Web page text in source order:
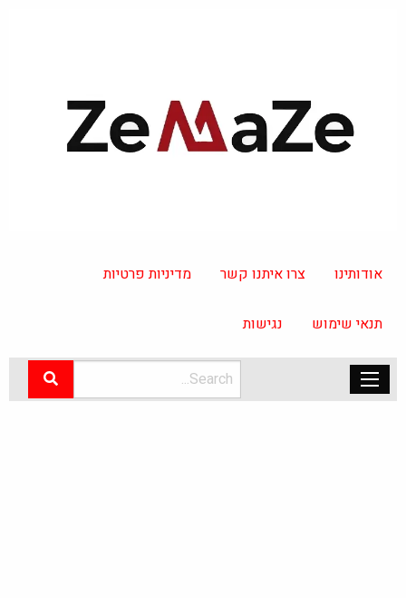
אודותינו צרו איתנו קשר מדיניות פרטיות
תנאי שימוש נגישות